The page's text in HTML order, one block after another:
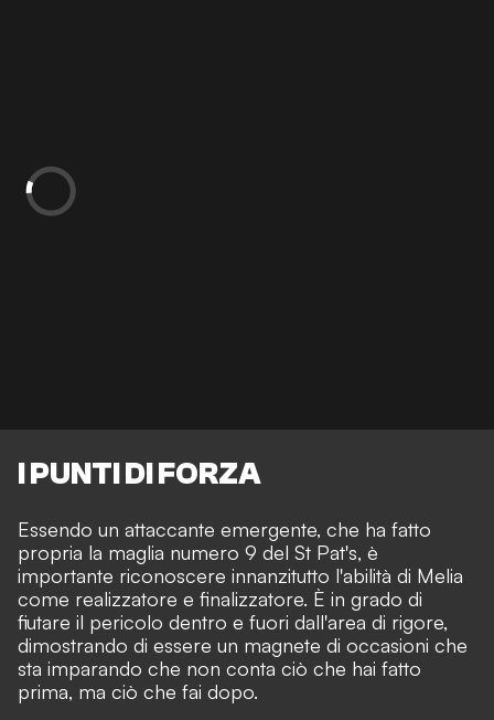
I PUNTI DI FORZA
Essendo un attaccante emergente, che ha fatto
propria la maglia numero 9 del St Pat's, è
importante riconoscere innanzitutto l'abilità di Melia
come realizzatore e finalizzatore. È in grado di
fiutare il pericolo dentro e fuori dall'area di rigore,
dimostrando di essere un magnete di occasioni che
sta imparando che non conta ciò che hai fatto
prima, ma ciò che fai dopo.